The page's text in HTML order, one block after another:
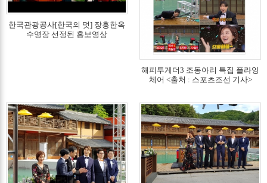
한국관광공사[한국의 멋] 장흥한옥
수영장 선정된 홍보영상
해피투게더3 조동아리 특집 플라잉
체어 <출처 : 스포츠조선 기사>